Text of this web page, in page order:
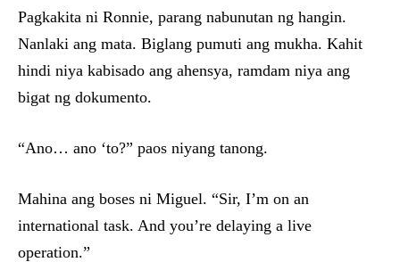
Pagkakita ni Ronnie, parang nabunutan ng hangin.
Nanlaki ang mata. Biglang pumuti ang mukha. Kahit
hindi niya kabisado ang ahensya, ramdam niya ang
bigat ng dokumento.
“Ano… ano ‘to?” paos niyang tanong.
Mahina ang boses ni Miguel. “Sir, I’m on an
international task. And you’re delaying a live
operation.”